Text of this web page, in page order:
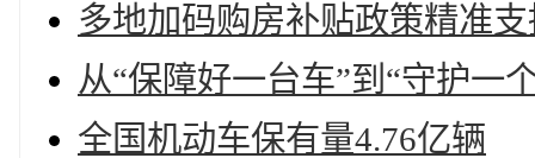
多地加码购房补贴政策精准
从“保障好一台车”到“守护一
全国机动车保有量4.76亿辆